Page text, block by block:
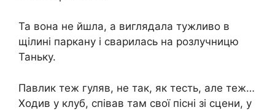
Та вона не йшла, а виглядала тужливо в
щілині паркану і сварилась на розлучницю
Таньку.
Павлик теж гуляв, не так, як тесть, але теж…
Ходив у клуб, співав там свої пісні зі сцени, у